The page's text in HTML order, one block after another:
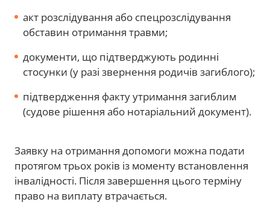
акт розслідування або спецрозслідування
обставин отримання травми;
документи, що підтверджують родинні
стосунки (у разі звернення родичів загиблого);
підтвердження факту утримання загиблим
(судове рішення або нотаріальний документ).
Заявку на отримання допомоги можна подати
протягом трьох років із моменту встановлення
інвалідності. Після завершення цього терміну
право на виплату втрачається.